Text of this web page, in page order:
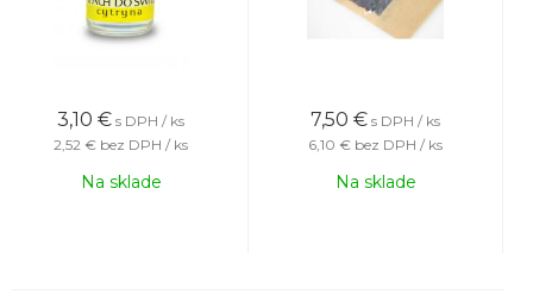
3,10 € s DPH / ks
2,52 € bez DPH / ks
Na sklade
7,50 € s DPH / ks
6,10 € bez DPH / ks
Na sklade